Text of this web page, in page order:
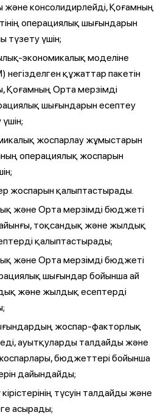
консолидирлейді, Қоғамның
операциялық шығындарын
түзету үшін;
экономикалық моделіне
негізделген құжаттар пакетін
Қоғамның Орта мерзімді
шығындарын есептеу
жоспарлау жұмыстарын
операциялық жоспарын
жоспарын қалыптастырады.
және Орта мерзімді бюджеті
тоқсандық және жылдық
қалыптастырады;
және Орта мерзімді бюджеті
шығындар бойынша ай
және жылдық есептерді
жоспар-факторлық
ауытқуларды талдайды және
бюджеттері бойынша
дайындайды;
түсуін талдайды және
асырады;